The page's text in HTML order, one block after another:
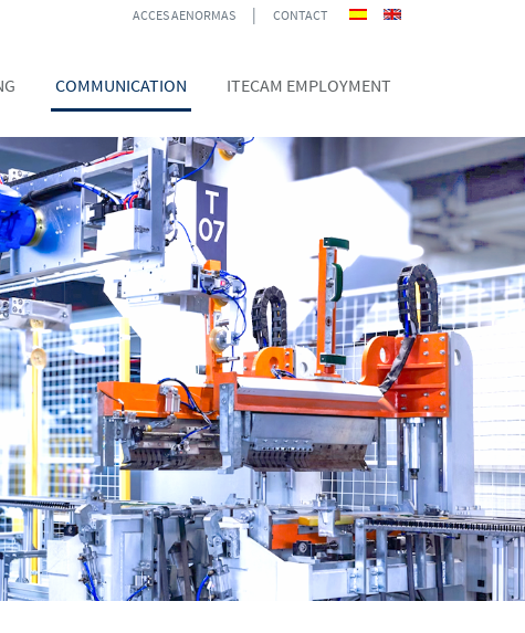
ACCES AENORMAS | CONTACT
COMMUNICATION ITECAM EMPLOYMENT